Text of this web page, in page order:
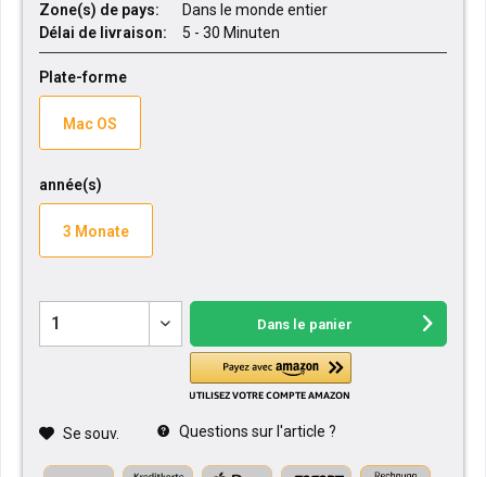
Zone(s) de pays:
Dans le monde entier
Délai de livraison:
5 - 30 Minuten
Plate-forme
Mac OS
année(s)
3 Monate
Dans le panier
Se souv. Questions sur l'article ?